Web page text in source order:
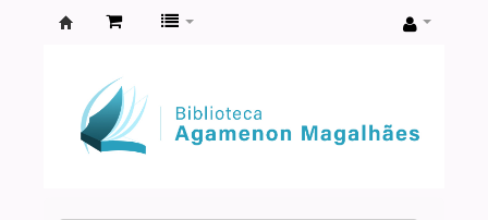
Agamenon
Magalhães